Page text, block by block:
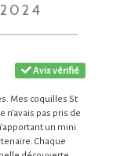
Avis vérifié
Mes coquilles St
n’avais pas pris de
un mini
Chaque